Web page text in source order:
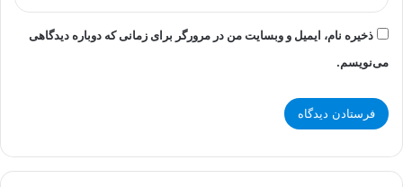
ذخیره نام، ایمیل و وبسایت من در مرورگر برای زمانی که دوباره دیدگاهی
می‌نویسم.